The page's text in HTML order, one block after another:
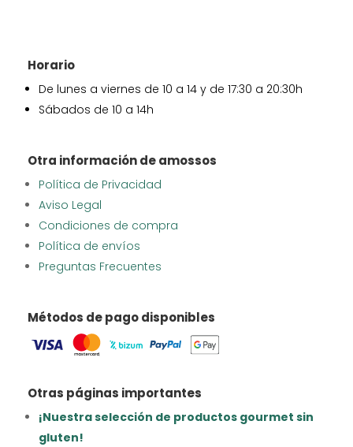
Horario
De lunes a viernes de 10 a 14 y de 17:30 a 20:30h
Sábados de 10 a 14h
Otra información de amossos
Política de Privacidad
Aviso Legal
Condiciones de compra
Política de envíos
Preguntas Frecuentes
Métodos de pago disponibles
Otras páginas importantes
¡Nuestra selección de productos gourmet sin
gluten!